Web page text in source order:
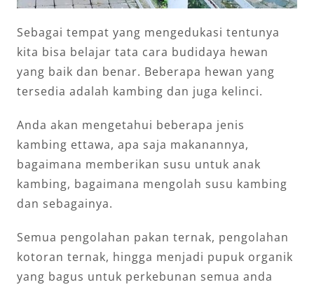
Sebagai tempat yang mengedukasi tentunya
kita bisa belajar tata cara budidaya hewan
yang baik dan benar. Beberapa hewan yang
tersedia adalah kambing dan juga kelinci.
Anda akan mengetahui beberapa jenis
kambing ettawa, apa saja makanannya,
bagaimana memberikan susu untuk anak
kambing, bagaimana mengolah susu kambing
dan sebagainya.
Semua pengolahan pakan ternak, pengolahan
kotoran ternak, hingga menjadi pupuk organik
yang bagus untuk perkebunan semua anda